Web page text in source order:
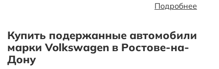
Подробнее
Купить подержанные автомобили
марки Volkswagen в Ростове-на-
Дону